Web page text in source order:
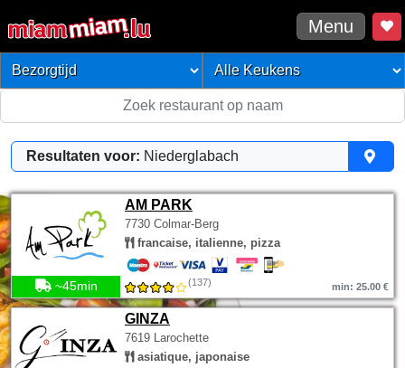
Menu
Resultaten voor: Niederglabach
AM PARK
7730 Colmar-Berg
francaise, italienne, pizza
~45min (137) min: 25.00 €
GINZA
7619 Larochette
asiatique, japonaise